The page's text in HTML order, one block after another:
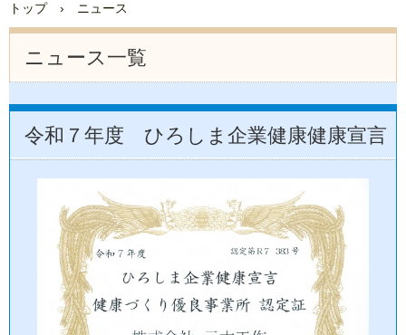
トップ › ニュース
ニュース一覧
令和７年度 ひろしま企業健康健康宣言